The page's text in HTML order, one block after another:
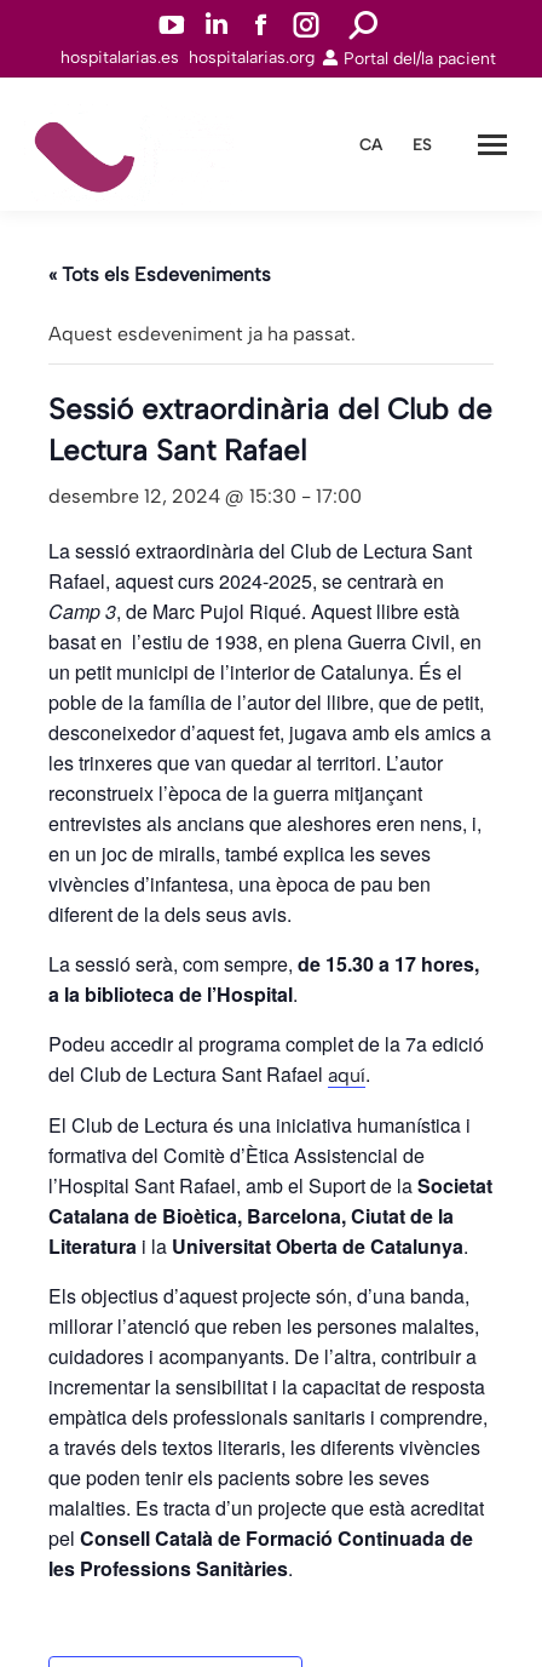
YouTube
page
Linkedin
page
Facebook
page
Instagram
page
Search:
hospitalarias.es hospitalarias.org Portal del/la pacient
CA ES
« Tots els Esdeveniments
Aquest esdeveniment ja ha passat.
Sessió extraordinària del Club de
Lectura Sant Rafael
desembre 12, 2024 @ 15:30 - 17:00
La sessió extraordinària del Club de Lectura Sant
Rafael, aquest curs 2024-2025, se centrarà en
Camp 3, de Marc Pujol Riqué. Aquest llibre està
basat en l’estiu de 1938, en plena Guerra Civil, en
un petit municipi de l’interior de Catalunya. És el
poble de la família de l’autor del llibre, que de petit,
desconeixedor d’aquest fet, jugava amb els amics a
les trinxeres que van quedar al territori. L’autor
reconstrueix l’època de la guerra mitjançant
entrevistes als ancians que aleshores eren nens, i,
en un joc de miralls, també explica les seves
vivències d’infantesa, una època de pau ben
diferent de la dels seus avis.
La sessió serà, com sempre, de 15.30 a 17 hores,
a la biblioteca de l’Hospital.
Podeu accedir al programa complet de la 7a edició
del Club de Lectura Sant Rafael aquí.
El Club de Lectura és una iniciativa humanística i
formativa del Comitè d’Ètica Assistencial de
l’Hospital Sant Rafael, amb el Suport de laSocietat
Catalana de Bioètica, Barcelona, ​​Ciutat de la
Literatura i la Universitat Oberta de Catalunya.
Els objectius d’aquest projecte són, d’una banda,
millorar l’atenció que reben les persones malaltes,
cuidadores i acompanyants. De l’altra, contribuir a
incrementar la sensibilitat i la capacitat de resposta
empàtica dels professionals sanitaris i comprendre,
a través dels textos literaris, les diferents vivències
que poden tenir els pacients sobre les seves
malalties. Es tracta d’un projecte que està acreditat
pel Consell Català de Formació Continuada de
les Professions Sanitàries.